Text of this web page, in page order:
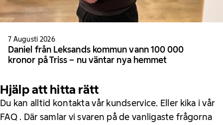
7 Augusti 2026
Daniel från Leksands kommun vann 100 000
kronor på Triss – nu väntar nya hemmet
Hjälp att hitta rätt
Du kan alltid kontakta vår kundservice. Eller kika i vår
FAQ . Där samlar vi svaren på de vanligaste frågorna